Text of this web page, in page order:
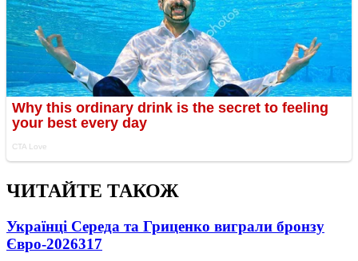
ЧИТАЙТЕ ТАКОЖ
Українці Середа та Гриценко виграли бронзу
Євро-2026317